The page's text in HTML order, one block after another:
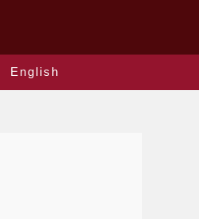
English